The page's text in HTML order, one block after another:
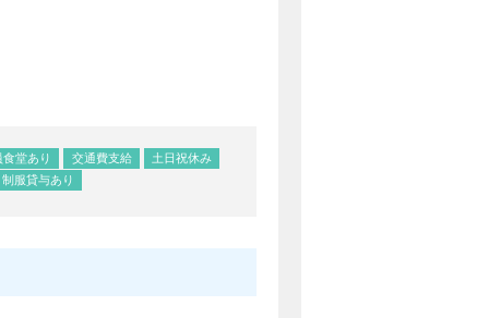
食堂あり 交通費支給
土日祝休み
制服貸与あり